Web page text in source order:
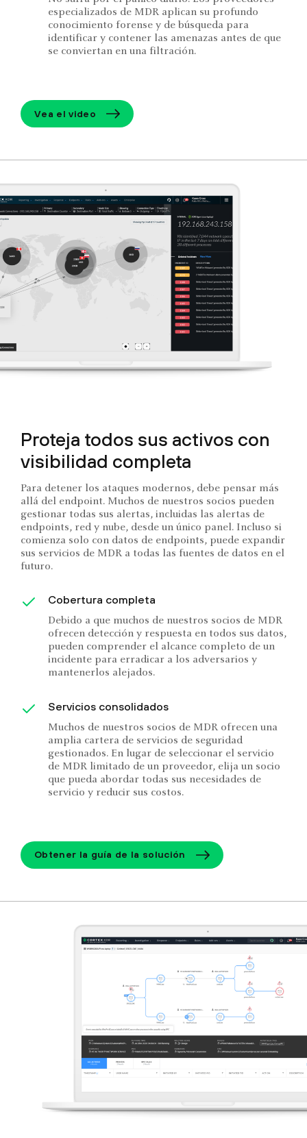
especializados de MDR aplican su profundo
conocimiento forense y de búsqueda para
identificar y contener las amenazas antes de que
se conviertan en una filtración.
Vea el video
Proteja todos sus activos con
visibilidad completa
Para detener los ataques modernos, debe pensar más
allá del endpoint. Muchos de nuestros socios pueden
gestionar todas sus alertas, incluidas las alertas de
endpoints, red y nube, desde un único panel. Incluso si
comienza solo con datos de endpoints, puede expandir
sus servicios de MDR a todas las fuentes de datos en el
futuro.
Cobertura completa
Debido a que muchos de nuestros socios de MDR
ofrecen detección y respuesta en todos sus datos,
pueden comprender el alcance completo de un
incidente para erradicar a los adversarios y
mantenerlos alejados.
Servicios consolidados
Muchos de nuestros socios de MDR ofrecen una
amplia cartera de servicios de seguridad
gestionados. En lugar de seleccionar el servicio
de MDR limitado de un proveedor, elija un socio
que pueda abordar todas sus necesidades de
servicio y reducir sus costos.
Obtener la guía de la solución